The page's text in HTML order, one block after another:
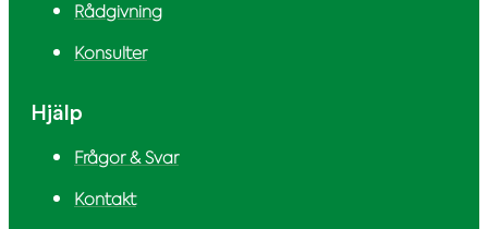
Rådgivning
Konsulter
Hjälp
Frågor & Svar
Kontakt